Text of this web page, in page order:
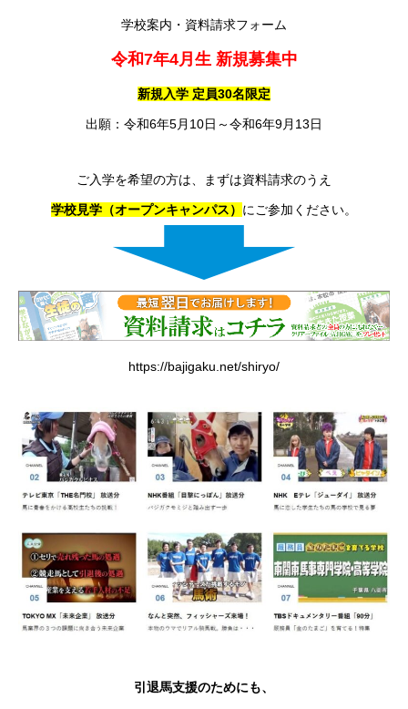
学校案内・資料請求フォーム
令和7年4月生 新規募集中
新規入学 定員30名限定
出願：令和6年5月10日～令和6年9月13日
ご入学を希望の方は、まずは資料請求のうえ
学校見学（オープンキャンパス） にご参加ください。
https://bajigaku.net/shiryo/
引退馬支援のためにも、